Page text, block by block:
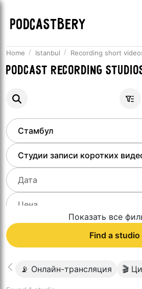
PODCASTBERY
Home Istanbul Recording short
Podcast recording
Показать все
Find a studio
📡 Онлайн-трансляция 🎬